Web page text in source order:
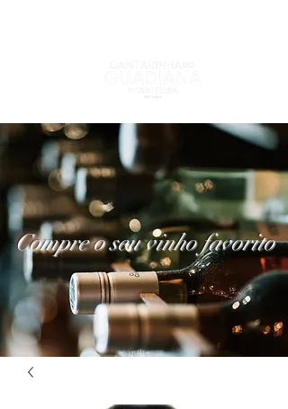
Compre o seu vinho favorito